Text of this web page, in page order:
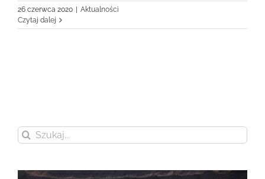
26 czerwca 2020 | Aktualności
Czytaj dalej
Szukaj